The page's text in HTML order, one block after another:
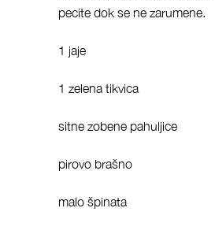
pecite dok se ne zarumene.
1 jaje
1 zelena tikvica
sitne zobene pahuljice
pirovo brašno
malo špinata